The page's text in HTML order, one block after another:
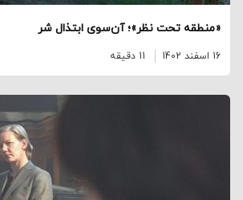
«منطقه تحت نظر»؛ آن‌سوی ابتذال شر
16 اسفند 1402 11 دقیقه